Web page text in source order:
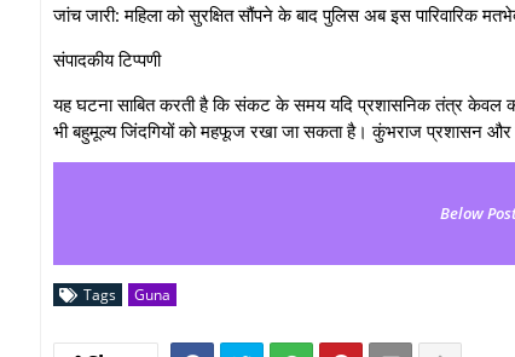
​जांच जारी: महिला को सुरक्षित सौंपने के बाद पुलिस अब इस पारिवारिक
​संपादकीय टिप्पणी
यह घटना साबित करती है कि संकट के समय यदि प्रशासनिक तंत्र केवल
भी बहुमूल्य जिंदगियों को महफूज रखा जा सकता है। कुंभराज प्रशासन
Below
Tags Guna